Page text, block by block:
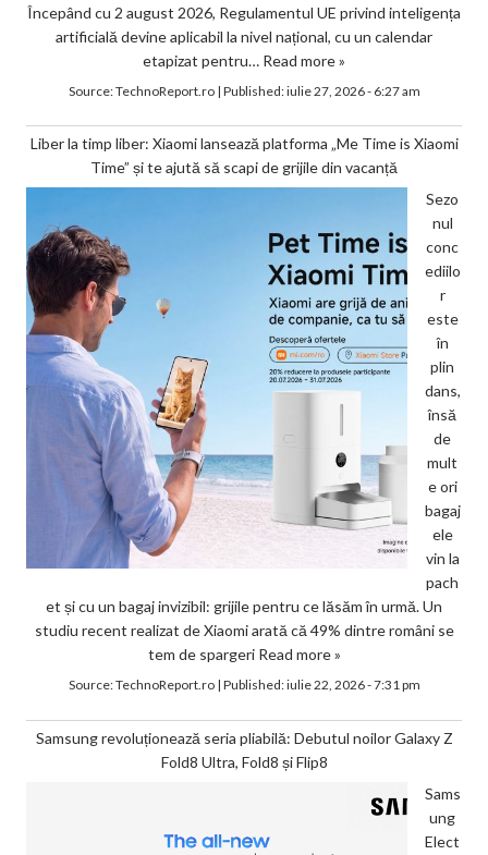
Începând cu 2 august 2026, Regulamentul UE privind inteligența
artificială devine aplicabil la nivel național, cu un calendar
etapizat pentru… Read more »
Source:TechnoReport.ro| Published:iulie 27, 2026 - 6:27 am
Liber la timp liber: Xiaomi lansează platforma „Me Time is Xiaomi
Time” și te ajută să scapi de grijile din vacanță
Sezo
nul
conc
ediilo
r
este
în
plin
dans,
însă
de
mult
e ori
bagaj
ele
vin la
pach
et și cu un bagaj invizibil: grijile pentru ce lăsăm în urmă. Un
studiu recent realizat de Xiaomi arată că 49% dintre români se
tem de spargeri Read more »
Source:TechnoReport.ro| Published:iulie 22, 2026 - 7:31 pm
Samsung revoluționează seria pliabilă: Debutul noilor Galaxy Z
Fold8 Ultra, Fold8 și Flip8
Sams
ung
Elect